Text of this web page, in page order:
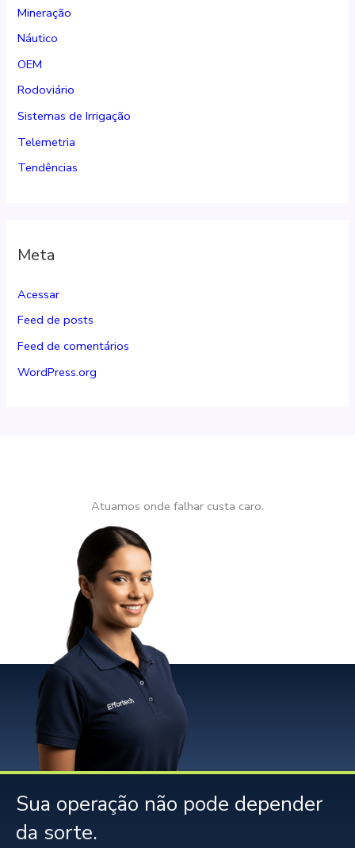
Mineração
Náutico
OEM
Rodoviário
Sistemas de Irrigação
Telemetria
Tendências
Meta
Acessar
Feed de posts
Feed de comentários
WordPress.org
Atuamos onde falhar custa caro.
Sua operação não pode depender
da sorte.